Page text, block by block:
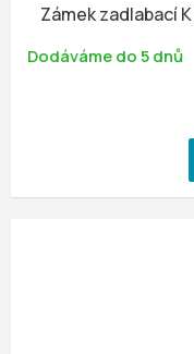
Zámek zadlabací
Dodáváme do 5 dnů